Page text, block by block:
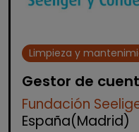
Limpieza y
Gestor de
Fundación
España(Madrid)